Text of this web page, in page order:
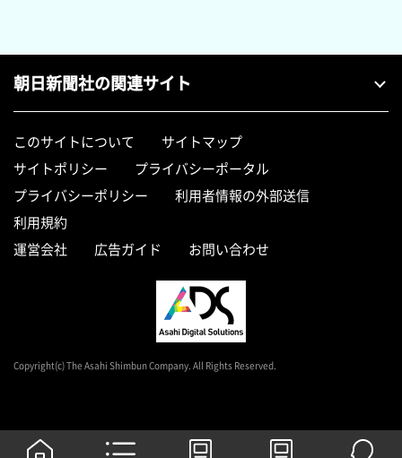
朝日新聞社の関連サイト
このサイトについて
サイトマップ
サイトポリシー
プライバシーポータル
プライバシーポリシー
利用者情報の外部送信
利用規約
運営会社
広告ガイド お問い合わせ
Copyright(c) The Asahi Shimbun Company. All Rights Reserved.